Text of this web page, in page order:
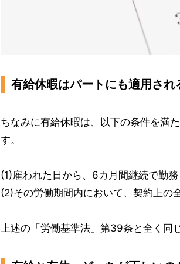
有給休暇はパートにも適用され
ちなみに有給休暇は、以下の条件を満
す。
(1)雇われた日から、6カ月間継続で勤
(2)その労働期間内において、契約上の
上述の「労働基準法」第39条と全く同